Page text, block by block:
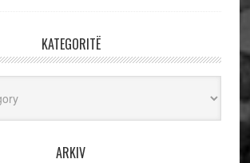
KATEGORITË
ARKIV